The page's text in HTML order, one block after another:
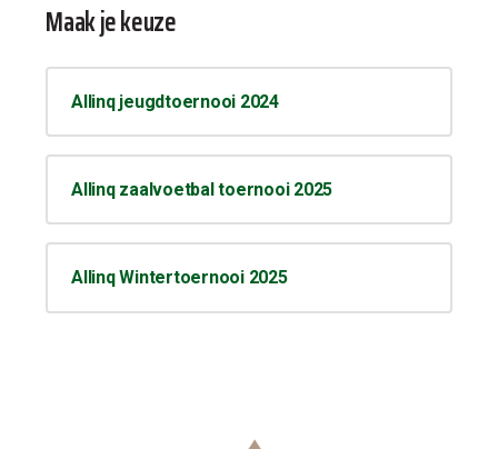
Maak je keuze
Allinq jeugdtoernooi 2024
Allinq zaalvoetbal toernooi 2025
Allinq Wintertoernooi 2025